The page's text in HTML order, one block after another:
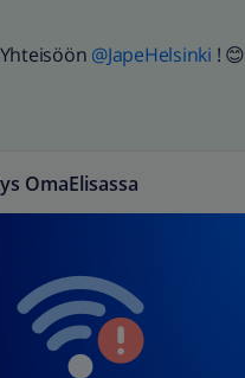
@JapeHelsinki ! 😊
OmaElisassa